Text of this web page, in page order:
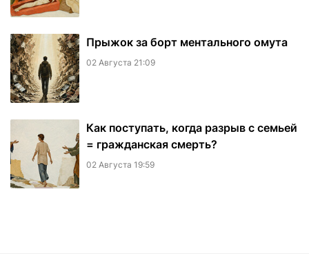
​Прыжок за борт ментального омута
02 Августа 21:09
Как поступать, когда разрыв с семьей
= гражданская смерть?
02 Августа 19:59